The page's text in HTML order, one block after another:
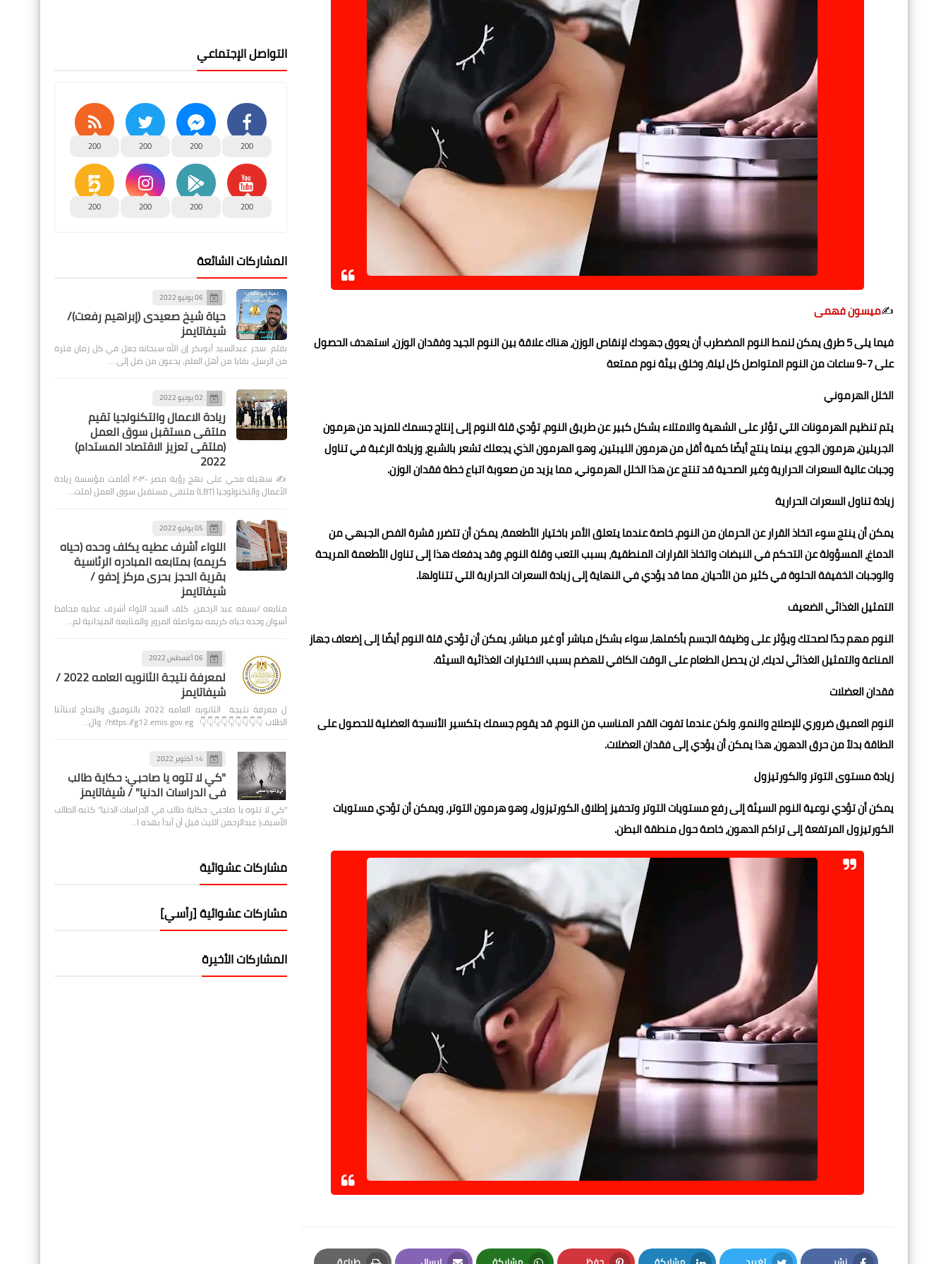
✍️ميسون فهمى
فيما يلى 5 طرق يمكن لنمط النوم المضطرب أن يعوق جهودك لإنقاص الوزن، هناك علاقة بين النوم الجيد وفقدان الوزن، استهدف الحصول
على 7-9 ساعات من النوم المتواصل كل ليلة، وخلق بيئة نوم ممتعة
الخلل الهرموني
يتم تنظيم الهرمونات التي تؤثر على الشهية والامتلاء بشكل كبير عن طريق النوم، تؤدي قلة النوم إلى إنتاج جسمك للمزيد من هرمون
الجريلين، هرمون الجوع، بينما ينتج أيضًا كمية أقل من هرمون الليبتين، وهو الهرمون الذي يجعلك تشعر بالشبع، وزيادة الرغبة في تناول
وجبات عالية السعرات الحرارية وغير الصحية قد تنتج عن هذا الخلل الهرموني، مما يزيد من صعوبة اتباع خطة فقدان الوزن.
زيادة تناول السعرات الحرارية
يمكن أن ينتج سوء اتخاذ القرار عن الحرمان من النوم، خاصة عندما يتعلق الأمر باختيار الأطعمة، يمكن أن تتضرر قشرة الفص الجبهي من
الدماغ، المسؤولة عن التحكم في النبضات واتخاذ القرارات المنطقية، بسبب التعب وقلة النوم، وقد يدفعك هذا إلى تناول الأطعمة المريحة
والوجبات الخفيفة الحلوة في كثير من الأحيان، مما قد يؤدي في النهاية إلى زيادة السعرات الحرارية التي تتناولها.
التمثيل الغذائي الضعيف
النوم مهم جدًا لصحتك ويؤثر على وظيفة الجسم بأكملها، سواء بشكل مباشر أو غير مباشر، يمكن أن تؤدي قلة النوم أيضًا إلى إضعاف جهاز
المناعة والتمثيل الغذائي لديك، لن يحصل الطعام على الوقت الكافي للهضم بسبب الاختيارات الغذائية السيئة.
فقدان العضلات
النوم العميق ضروري للإصلاح والنمو، ولكن عندما تفوت القدر المناسب من النوم، قد يقوم جسمك بتكسير الأنسجة العضلية للحصول على
الطاقة بدلاً من حرق الدهون، هذا يمكن أن يؤدي إلى فقدان العضلات.
زيادة مستوى التوتر والكورتيزول
يمكن أن تؤدي نوعية النوم السيئة إلى رفع مستويات التوتر وتحفيز إطلاق الكورتيزول، وهو هرمون التوتر، ويمكن أن تؤدي مستويات
الكورتيزول المرتفعة إلى تراكم الدهون، خاصة حول منطقة البطن.
التواصل الإجتماعي
200
200
200
200
200
200
200
200
المشاركات الشائعة
06 يونيو 2022
حياة شيخ صعيدى (إبراهيم رفعت)/
شيفاتايمز
بقلم :سحر عبدالسيد أبوبكر إن الله سبحانه جعل في كل زمان فترة
من الرسل، بقايا من أهل العلم، يدعون من ضل إلى …
02 يونيو 2022
ريادة الاعمال والتكنولجيا تقيم
ملتقى مستقبل سوق العمل
(ملتقى تعزيز الاقتصاد المستدام)
2022
✍️ سهيلة محي على نهج رؤية مصر ٢٠٣٠ أقامت مؤسسة ريادة
الأعمال والتكنولوجيا (LBT) ملتقى مستقبل سوق العمل (ملت…
05 يوليو 2022
اللواء أشرف عطيه يكلف وحده (حياه
كريمه) بمتابعه المبادره الرئاسية
بقرية الحجز بحرى مركز إدفو /
شيفاتايمز
متابعه /بسمه عبد الرحمن كلف السيد اللواء أشرف عطيه محافظ
أسوان وحده حياه كريمه بمواصلة المرور والمتابعة الميدانية لم…
06 أغسطس 2022
لمعرفة نتيجة الثانويه العامه 2022 /
شيفاتايمز
ل معرفة نتيجة الثانويه العامه 2022 بالتوفيق والنجاح لابنائنا
الطلاب 👇👇👇👇👇👇👇👇👇 https://g12.emis.gov.eg/ وال…
14 أكتوبر 2022
"كي لا تتوه يا صاحبي: حكاية طالب
في الدراسات الدنيا" / شيفاتايمز
"كي لا تتوه يا صاحبي: حكاية طالب في الدراسات الدنيا" كتبه الطالب
الأسيف| عبدالرحمن الليث قبل أن أبدأ بهذه ا…
مشاركات عشوائية
مشاركات عشوائية [رأسي]
المشاركات الأخيرة